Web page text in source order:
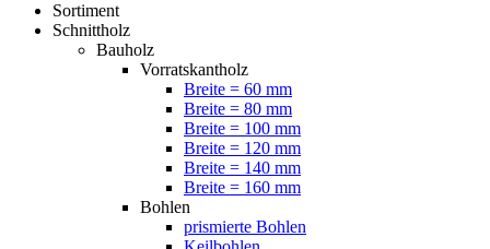
Sortiment
Schnittholz
Bauholz
Vorratskantholz
Breite = 60 mm
Breite = 80 mm
Breite = 100 mm
Breite = 120 mm
Breite = 140 mm
Breite = 160 mm
Bohlen
prismierte Bohlen